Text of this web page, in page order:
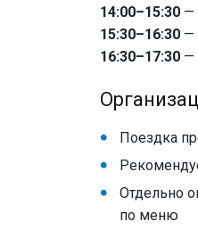
14:00–15:30 —
15:30–16:30 —
16:30–17:30 —
Поездка
Отдельно
по меню